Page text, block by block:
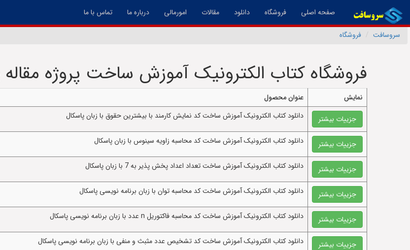
صفحه اصلی(فعال)فروشگاه دانلود مقالات امورمالی درباره ما تماس با ما
سروسافت فروشگاه
فروشگاه کتاب الکترونیک آموزش ساخت پروژه مقاله
نمایش عنوان محصول
جزییات بیشتر
دانلود کتاب الکترونيک آموزش ساخت کد نمایش کارمند با بیشترین حقوق با زبان پاسکال
جزییات بیشتر دانلود کتاب الکترونيک آموزش ساخت کد محاسبه زاویه سینوس با زبان پاسکال
جزییات بیشتر دانلود کتاب الکترونيک آموزش ساخت تعداد اعداد پخش پذیر به 7 با زبان پاسکال
جزییات بیشتر دانلود کتاب الکترونيک آموزش ساخت کد محاسبه توان با زبان برنامه نویسی پاسکال
جزییات بیشتر دانلود کتاب الکترونيک آموزش ساخت کد محاسبه فاکتوریل n عدد با زبان برنامه نویسی پاسکال
جزییات بیشتر دانلود کتاب الکترونيک آموزش ساخت کد تشخیص عدد مثبث و منفی با زبان برنامه نویسی پاسکال